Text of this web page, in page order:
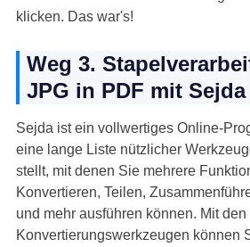
klicken. Das war's!
Weg 3.
JPG in PDF mit Sejda
Sejda ist ein vollwertiges Online-
eine lange Liste nützlicher
stellt, mit denen Sie mehrere
Konvertieren, Teilen,
und mehr ausführen können. Mit den
Konvertierungswerkzeugen können